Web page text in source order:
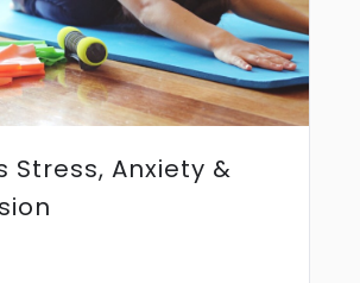
Stress, Anxiety &